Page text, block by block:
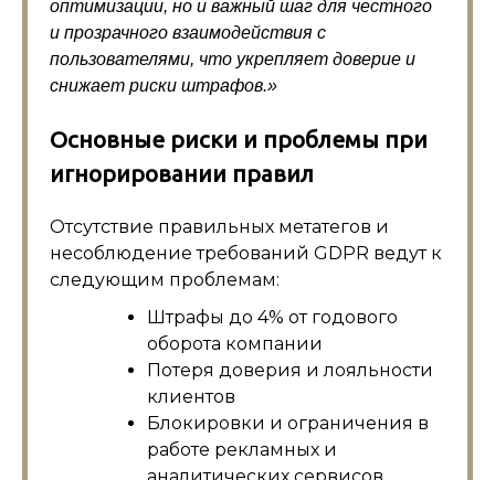
оптимизации, но и важный шаг для честного
и прозрачного взаимодействия с
пользователями, что укрепляет доверие и
снижает риски штрафов.»
Основные риски и проблемы при
игнорировании правил
Отсутствие правильных метатегов и
несоблюдение требований GDPR ведут к
следующим проблемам:
Штрафы до 4% от годового
оборота компании
Потеря доверия и лояльности
клиентов
Блокировки и ограничения в
работе рекламных и